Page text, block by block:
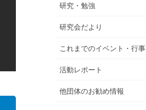
研究・勉強
研究会だより
これまでのイベント・行事
活動レポート
他団体のお勧め情報